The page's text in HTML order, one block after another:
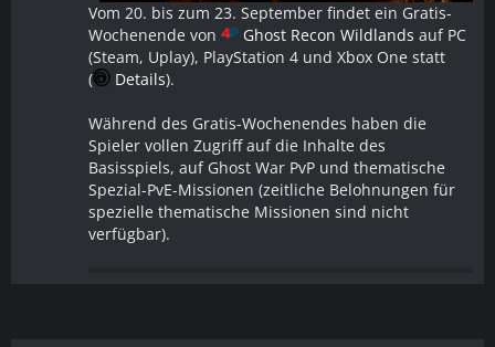
Vom 20. bis zum 23. September findet ein Gratis-
Wochenende von
Ghost Recon Wildlands auf PC
(Steam, Uplay), PlayStation 4 und Xbox One statt
(
Details).
Während des Gratis-Wochenendes haben die
Spieler vollen Zugriff auf die Inhalte des
Basisspiels, auf Ghost War PvP und thematische
Spezial-PvE-Missionen (zeitliche Belohnungen für
spezielle thematische Missionen sind nicht
verfügbar).